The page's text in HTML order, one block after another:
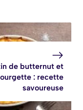
de butternut et
: recette
savoureuse